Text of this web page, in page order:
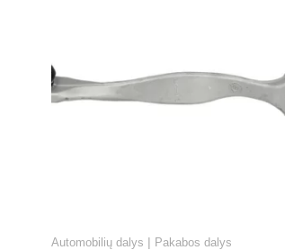
Automobilių dalys | Pakabos dalys